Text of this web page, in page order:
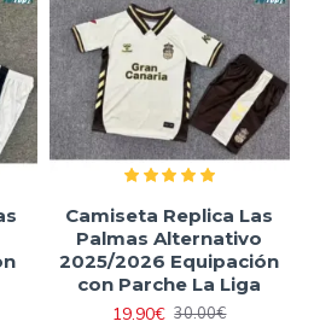
Camiseta Replica Las
Palmas Alternativo
2025/2026 Equipación
con Parche La Liga
19.90€ 30.00€